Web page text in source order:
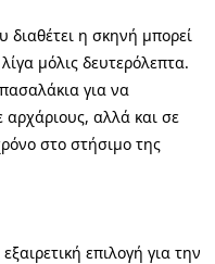
η σκηνή μπορεί
μόλις δευτερόλεπτα.
για να
αρχάριους, αλλά και σε
στο στήσιμο της
επιλογή για την